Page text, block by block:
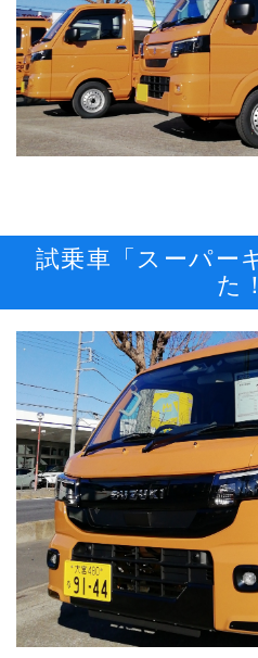
試乗車「スーパー
た！